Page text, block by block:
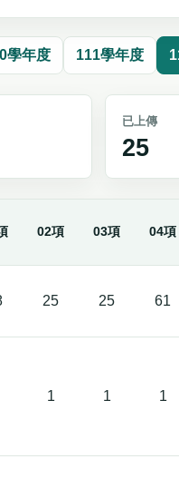
學年度 111學年度
已上傳
25
02項 03項 04項
25 25 61
1 1 1